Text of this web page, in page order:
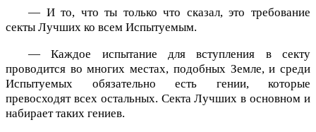
— И то, что ты только что сказал, это требование
секты Лучших ко всем Испытуемым.
— Каждое испытание для вступления в секту
проводится во многих местах, подобных Земле, и среди
Испытуемых обязательно есть гении, которые
превосходят всех остальных. Секта Лучших в основном и
набирает таких гениев.